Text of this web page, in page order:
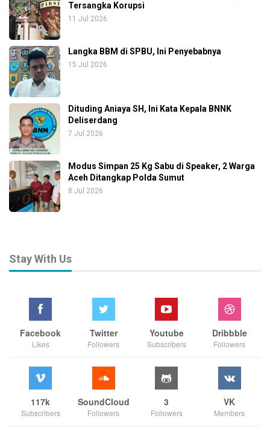
Tersangka Korupsi
11 Jul 2026
Langka BBM di SPBU, Ini Penyebabnya
15 Jul 2026
Dituding Aniaya SH, Ini Kata Kepala BNNK
Deliserdang
7 Jul 2026
Modus Simpan 25 Kg Sabu di Speaker, 2 Warga
Aceh Ditangkap Polda Sumut
8 Jul 2026
Stay With Us
Facebook
Likes
Twitter
Followers
Youtube
Subscribers
Dribbble
Followers
117k
Subscribers
SoundCloud
Followers
3
Followers
VK
Members